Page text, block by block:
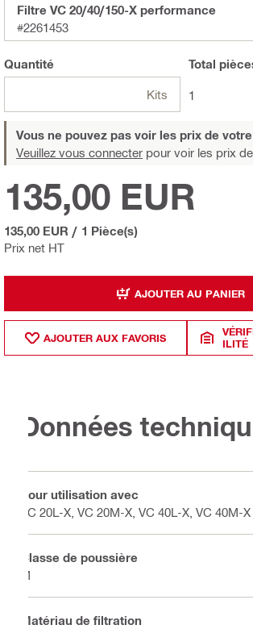
Filtre VC 20/40/150-X performance
#2261453
Quantité
Kits
Total
1
Vous ne pouvez pas voir les prix de
Veuillez vous connecter pour voir les prix
Prix net HT
135,00 EUR
135,00 EUR / 1 Pièce(s)
AJOUTER AU PANIER
AJOUTER AUX FAVORIS
ILITÉ
Données
Pour utilisation avec
VC 20L-X, VC 20M-X, VC 40L-X, VC 40M-X
Classe de poussière
M
Matériau de filtration